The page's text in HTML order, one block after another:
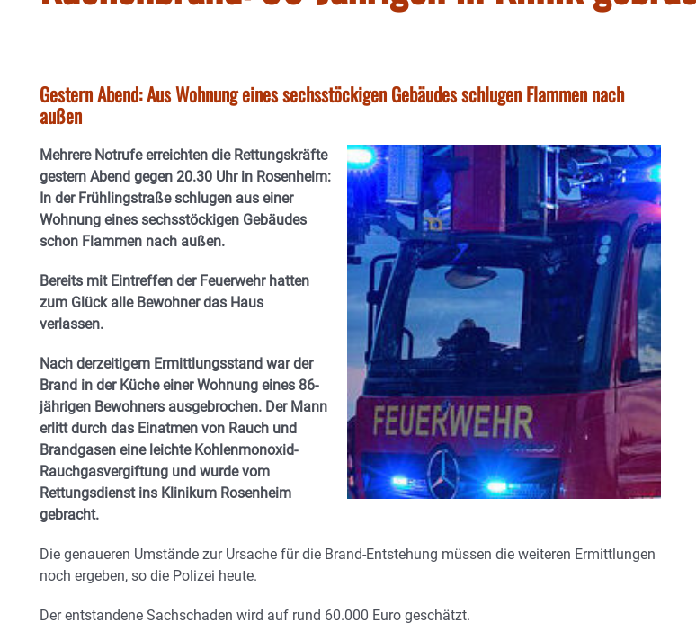
Gestern Abend: Aus Wohnung eines sechsstöckigen Gebäudes schlugen Flammen nach
außen
Mehrere Notrufe erreichten die Rettungskräfte
gestern Abend gegen 20.30 Uhr in Rosenheim:
In der Frühlingstraße schlugen aus einer
Wohnung eines sechsstöckigen Gebäudes
schon Flammen nach außen.
Bereits mit Eintreffen der Feuerwehr hatten
zum Glück alle Bewohner das Haus
verlassen.
Nach derzeitigem Ermittlungsstand war der
Brand in der Küche einer Wohnung eines 86-
jährigen Bewohners ausgebrochen. Der Mann
erlitt durch das Einatmen von Rauch und
Brandgasen eine leichte Kohlenmonoxid-
Rauchgasvergiftung und wurde vom
Rettungsdienst ins Klinikum Rosenheim
gebracht.
Die genaueren Umstände zur Ursache für die Brand-Entstehung müssen die weiteren Ermittlungen
noch ergeben, so die Polizei heute.
Der entstandene Sachschaden wird auf rund 60.000 Euro geschätzt.